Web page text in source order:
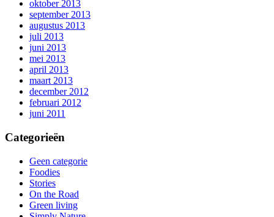
oktober 2013
september 2013
augustus 2013
juli 2013
juni 2013
mei 2013
april 2013
maart 2013
december 2012
februari 2012
juni 2011
Categorieën
Geen categorie
Foodies
Stories
On the Road
Green living